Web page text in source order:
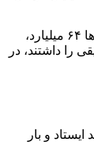
در مجموع، ۵۱۷ نماد با رشد قیمت مواجه شدند و ۱۷۸ نماد کاهش ارزش داشتند. بیشترین ورود پول حقیقی به گروه‌های فلزات اساسی با ۱۲۰ میلیارد تومان، فرآورده‌های نفتی ۶۵ میلیارد، بانک‌ها ۶۴ میلیارد،
تومان بیشترین جذب نقدینگی حقیقی را داشتند، در
چهارشنبه ۱۲ شهریور ۱۴۰۴ با روندی صعودی همراه شد. شاخص کل با جهش ۳۴ هزار و ۲۵۷ واحدی در سطح ۲ میلیون و ۵۱۱ هزار و ۴۱۶ واحد ایستاد و بار